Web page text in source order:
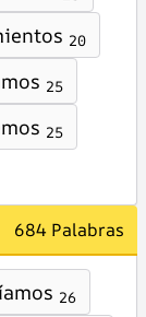
20
25
25
684 Palabras
26